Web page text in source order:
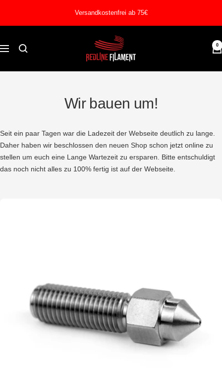
Versandkostenfrei ab 75€
Navigation
REDLINE
FILAMENT
0
Wir bauen um!
Seit ein paar Tagen war die Ladezeit der Webseite deutlich zu lange.
Daher haben wir beschlossen den neuen Shop schon jetzt online zu
stellen um euch eine Lange Wartezeit zu ersparen. Bitte entschuldigt
das noch nicht alles zu 100% fertig ist auf der Webseite.